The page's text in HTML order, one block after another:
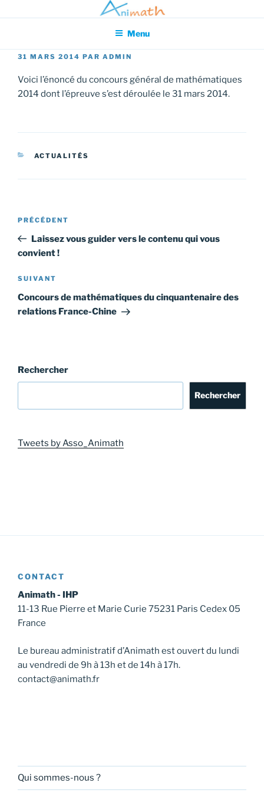
au
principal
Association pour l'Animation en Mathématiques
Menu
PUBLIÉ
31 MARS 2014 PAR ADMIN
Voici l’énoncé du concours général de mathématiques
2014 dont l’épreuve s’est déroulée le 31 mars 2014.
CATÉGORIES
ACTUALITÉS
Navigation
l’article
Article
précédent
PRÉCÉDENT
Laissez vous guider vers le contenu qui vous
convient !
Article
suivant
SUIVANT
Concours de mathématiques du cinquantenaire des
relations France-Chine
Rechercher
Rechercher
Tweets by Asso_Animath
CONTACT
Animath - IHP
11-13 Rue Pierre et Marie Curie 75231 Paris Cedex 05
France
Le bureau administratif d’Animath est ouvert du lundi
au vendredi de 9h à 13h et de 14h à 17h.
contact@animath.fr
Qui sommes-nous ?